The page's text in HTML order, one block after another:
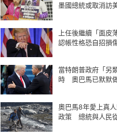
墨國總統或取消訪
上任後繼續「面
認帳性格恐自招損
當特朗普政府「另
時 奧巴馬已默默
奧巴馬8年愛上真
政策 總統與人民